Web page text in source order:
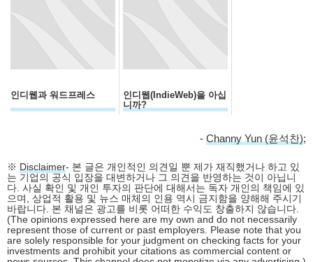
인디웹과 워드프레스
인디웹(IndieWeb)을 아십
니까?
- Channy Yun (윤석찬);
※ Disclaimer- 본 글은 개인적인 의견일 뿐 제가 재직했거나 하고 있
는 기업의 공식 입장을 대변하거나 그 의견을 반영하는 것이 아닙니
다. 사실 확인 및 개인 투자의 판단에 대해서는 독자 개인의 책임에 있
으며, 상업적 활용 및 뉴스 매체의 인용 역시 금지함을 양해해 주시기
바랍니다. 본 채널은 광고를 비롯 어떠한 수익도 창출하지 않습니다.
(The opinions expressed here are my own and do not necessarily
represent those of current or past employers. Please note that you
are solely responsible for your judgment on checking facts for your
investments and prohibit your citations as commercial content or